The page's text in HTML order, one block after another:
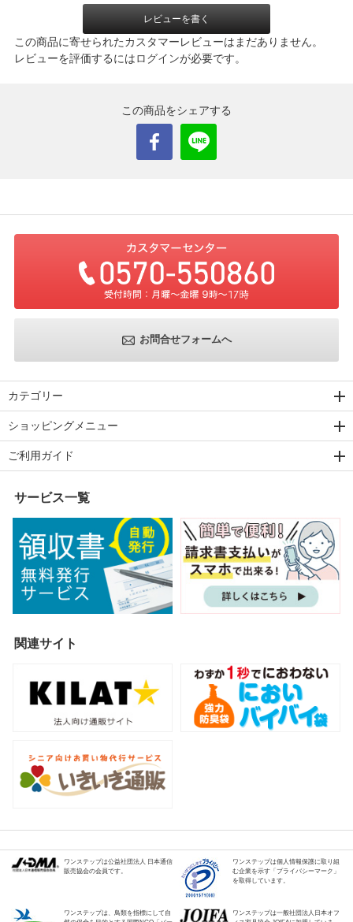
レビューを書く
この商品に寄せられたカスタマーレビューはまだありません。
レビューを評価するにはログインが必要です。
この商品をシェアする
お問合せフォームへ
カテゴリー
ショッピングメニュー
ご利用ガイド
サービス一覧
関連サイト
ワンステップは公益社団法人 日本通信
販売協会の会員です。
ワンステップは個人情報保護に取り組
む企業を示す「プライバシーマーク」
を取得しています。
ワンステップは、鳥類を指標にして自
ワンステップは一般社団法人日本オフ